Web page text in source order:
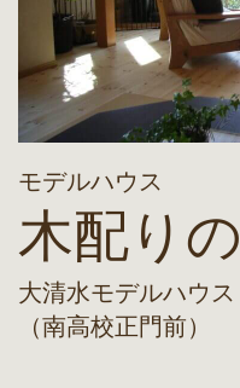
モデルハウス
木配り
大清水モデルハウス
（南高校正門前）